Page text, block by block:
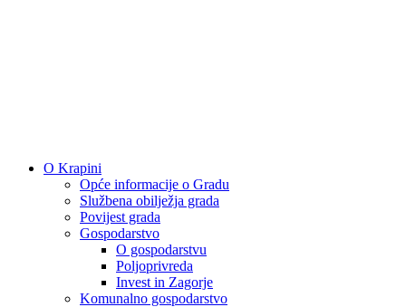
O Krapini
Opće informacije o Gradu
Službena obilježja grada
Povijest grada
Gospodarstvo
O gospodarstvu
Poljoprivreda
Invest in Zagorje
Komunalno gospodarstvo